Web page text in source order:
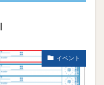
イベント